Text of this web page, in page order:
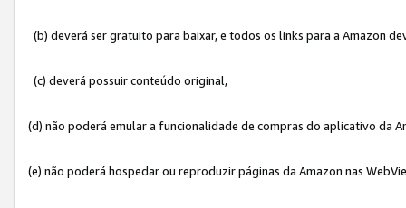
(b) deverá ser gratuito para baixar, e todos os links para a Amazon
(c) deverá possuir conteúdo original,
(d) não poderá emular a funcionalidade de compras do aplicativo da
(e) não poderá hospedar ou reproduzir páginas da Amazon nas